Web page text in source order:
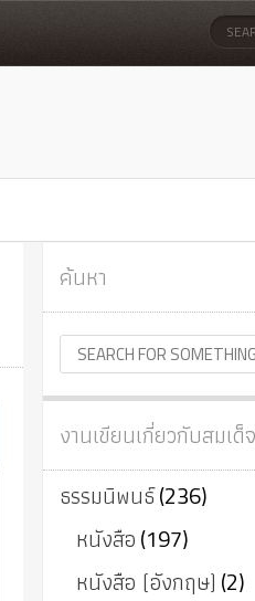
ค้นหา
งานเขียนเกี่ยวกับสมเ
ธรรมนิพนธ์(236)
หนังสือ(197)
หนังสือ (อังกฤษ) (2)